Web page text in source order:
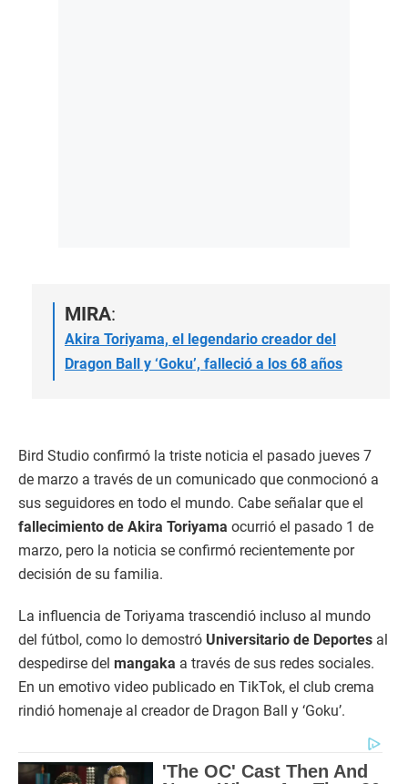
MIRA:
Akira Toriyama, el legendario creador del
Dragon Ball y ‘Goku’, falleció a los 68 años
Bird Studio confirmó la triste noticia el pasado jueves 7
de marzo a través de un comunicado que conmocionó a
sus seguidores en todo el mundo. Cabe señalar que el
fallecimiento de Akira Toriyama ocurrió el pasado 1 de
marzo, pero la noticia se confirmó recientemente por
decisión de su familia.
La influencia de Toriyama trascendió incluso al mundo
del fútbol, como lo demostró Universitario de Deportes al
despedirse del mangaka a través de sus redes sociales.
En un emotivo video publicado en TikTok, el club crema
rindió homenaje al creador de Dragon Ball y ‘Goku’.